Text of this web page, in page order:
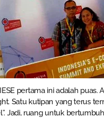
pertama ini adalah
Satu kutipan yang terus
Jadi, ruang untuk